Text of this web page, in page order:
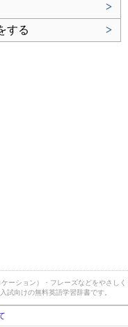
>
する
>
ーション）・フレーズなどをやさしく
試向けの無料英語学習辞書です。